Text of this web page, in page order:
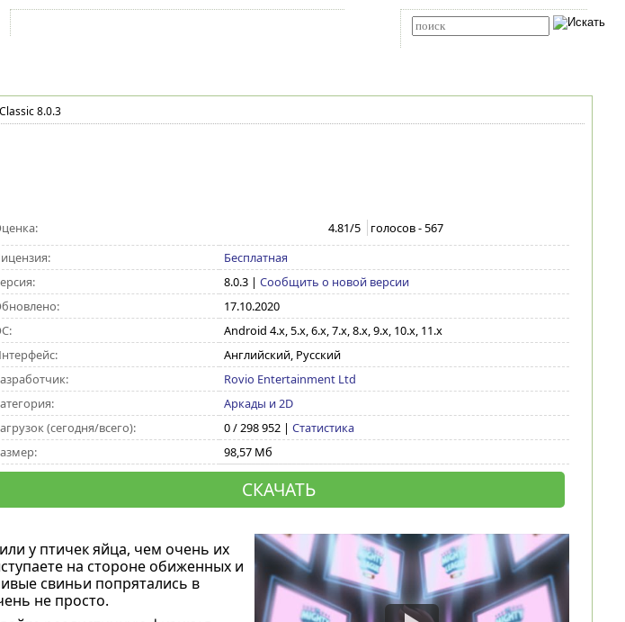
8.0.3
4.81/5 голосов -567
Бесплатная
8.0.3| Сообщить о новой версии
17.10.2020
Android 4.x, 5.x, 6.x, 7.x, 8.x, 9.x, 10.x, 11.x
Английский, Русский
Rovio Entertainment Ltd
Аркады и 2D
(сегодня/всего):
0 / 298 952 | Статистика
98,57 Мб
СКАЧАТЬ
у птичек яйца, чем очень их
на стороне обиженных и
свиньи попрятались в
не просто.